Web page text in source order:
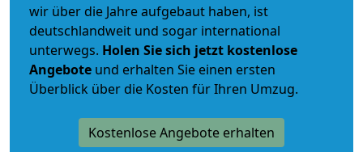
wir über die Jahre aufgebaut haben, ist
deutschlandweit und sogar international
unterwegs. Holen Sie sich jetzt kostenlose
Angebote und erhalten Sie einen ersten
Überblick über die Kosten für Ihren Umzug.
Kostenlose Angebote erhalten